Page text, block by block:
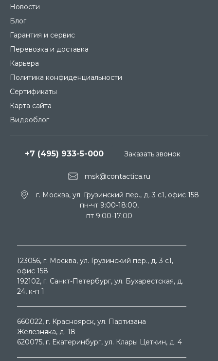
Новости
Блог
Гарантия и сервис
Перевозка и доставка
Карьера
Политика конфиденциальности
Сертификаты
Карта сайта
Видеоблог
msk@contactica.ru
+7 (495) 933-5-000
г. Москва, ул. Грузинский пер., д. 3 c1, офис 158
пн-чт 9:00-18:00,
пт 9:00-17:00
Заказать звонок
123056, г. Москва, ул. Грузинский пер., д. 3 c1,
офис 158
192102, г. Санкт-Петербург, ул. Бухарестская, д.
24, к-п 1
660022, г. Красноярск, ул. Партизана
Железняка, д. 18
620075, г. Екатеринбург, ул. Клары Цеткин, д. 4